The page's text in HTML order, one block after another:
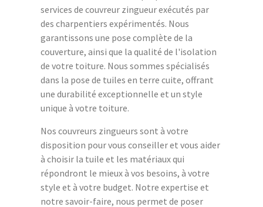
services de couvreur zingueur exécutés par
des charpentiers expérimentés. Nous
garantissons une pose complète de la
couverture, ainsi que la qualité de l'isolation
de votre toiture. Nous sommes spécialisés
dans la pose de tuiles en terre cuite, offrant
une durabilité exceptionnelle et un style
unique à votre toiture.
Nos couvreurs zingueurs sont à votre
disposition pour vous conseiller et vous aider
à choisir la tuile et les matériaux qui
répondront le mieux à vos besoins, à votre
style et à votre budget. Notre expertise et
notre savoir-faire, nous permet de poser